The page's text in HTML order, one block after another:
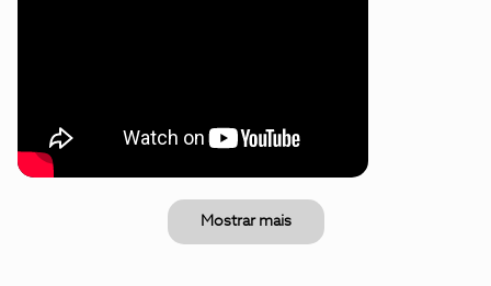
Mostrar mais